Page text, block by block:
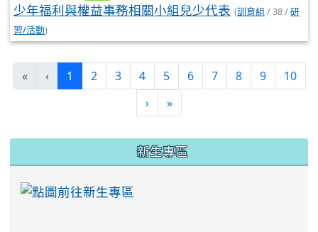
少年福利與權益事務相關小組兒少代表 (訓育組 / 38 /研
習/活動)
« ‹ 1 (current)
2 3 4 5 6 7 8 9
10
›
»
新生專區